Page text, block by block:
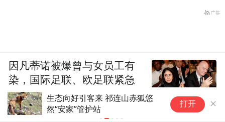
向好引客来 祁连山赤狐悠
家”管护站
一岁扬子鳄宝宝们
打开
因凡蒂诺被爆曾与女员工有
染，国际足联、欧足联紧急
回应